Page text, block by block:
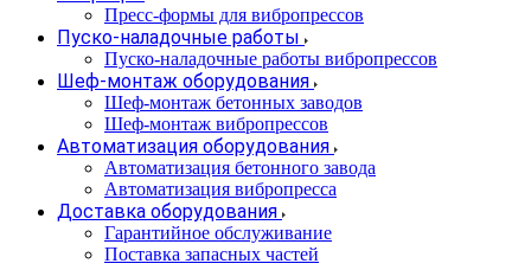
Пресс-формы для вибропрессов
Пуско-наладочные работы
Пуско-наладочные работы вибропрессов
Шеф-монтаж оборудования
Шеф-монтаж бетонных заводов
Шеф-монтаж вибропрессов
Автоматизация оборудования
Автоматизация бетонного завода
Автоматизация вибропресса
Доставка оборудования
Гарантийное обслуживание
Поставка запасных частей